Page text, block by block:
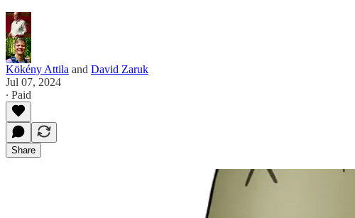
Kökény Attila and David Zaruk
Jul 07, 2024
∙ Paid
Share